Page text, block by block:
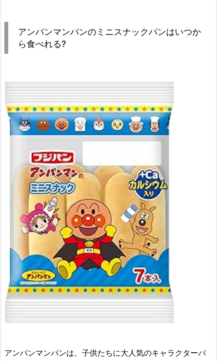
アンパンマンパンのミニスナックパンはいつか
ら食べれる?
アンパンマンパンは、子供たちに大人気のキャラクターパ